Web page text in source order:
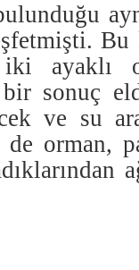
Bu
ayaklı
sonuç
ve su
de orman,